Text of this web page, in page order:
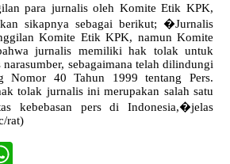
para jurnalis oleh Komite Etik KPK,
sikapnya sebagai berikut; �Jurnalis
Komite Etik KPK, namun Komite
jurnalis memiliki hak tolak untuk
sebagaimana telah dilindungi
Nomor 40 Tahun 1999 tentang Pers.
tolak jurnalis ini merupakan salah satu
kebebasan pers di Indonesia,�jelas
rat)
WhatsApp